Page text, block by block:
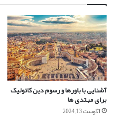
آشنایی با باورها و رسوم دین کاتولیک
برای مبتدی ها
آگوست 13, 2024